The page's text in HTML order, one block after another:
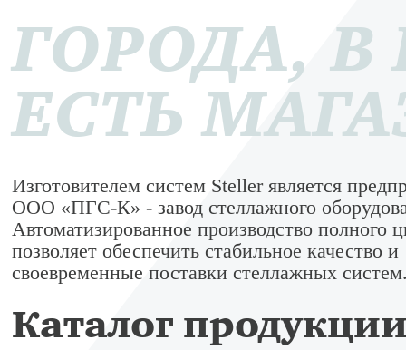
ГОРОДА,
ЕСТЬ
Изготовителем систем Steller является
ООО «ПГС-К» - завод стеллажного
Автоматизированное производство полного
позволяет обеспечить стабильное качество и
своевременные поставки стеллажных
Каталог